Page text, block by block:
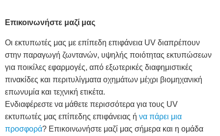
Επικοινωνήστε μαζί μας
Οι εκτυπωτές μας με επίπεδη επιφάνεια UV διαπρέπουν
στην παραγωγή ζωντανών, υψηλής ποιότητας εκτυπώσεων
για ποικίλες εφαρμογές, από εξωτερικές διαφημιστικές
πινακίδες και περιτυλίγματα οχημάτων μέχρι βιομηχανική
επωνυμία και τεχνική ετικέτα.
Ενδιαφέρεστε να μάθετε περισσότερα για τους UV
εκτυπωτές μας επίπεδης επιφάνειας ή να πάρει μια
προσφορά? Επικοινωνήστε μαζί μας σήμερα και η ομάδα